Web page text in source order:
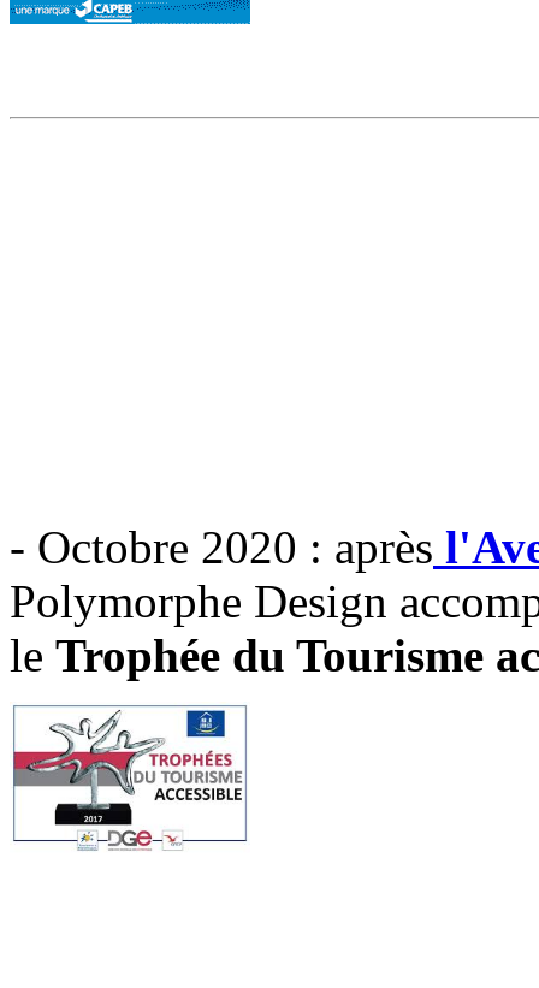
- Octobre 2020 : après
Polymorphe Design
le Trophée du Tourisme